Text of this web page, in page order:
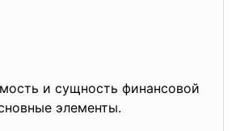
и сущность финансовой
элементы.